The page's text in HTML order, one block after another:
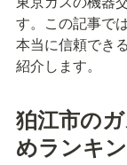
す。この記事で
本当に信頼でき
紹介します。
狛江市の
めランキ